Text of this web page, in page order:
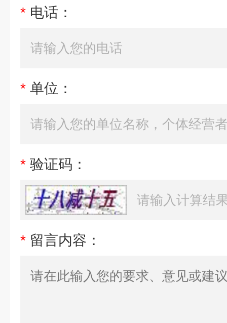
* 电话：
* 单位：
* 验证码：
* 留言内容：